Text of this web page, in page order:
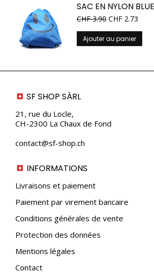
SAC EN NYLON
CHF3.90 CHF 2.73
Ajouter au panier
SF SHOP SÀRL
21, rue du Locle,
CH-2300 La Chaux de Fond
contact@sf-shop.ch
INFORMATIONS
Livraisons et paiement
Paiement par virement bancaire
Conditions générales de vente
Protection des données
Mentions légales
Contact